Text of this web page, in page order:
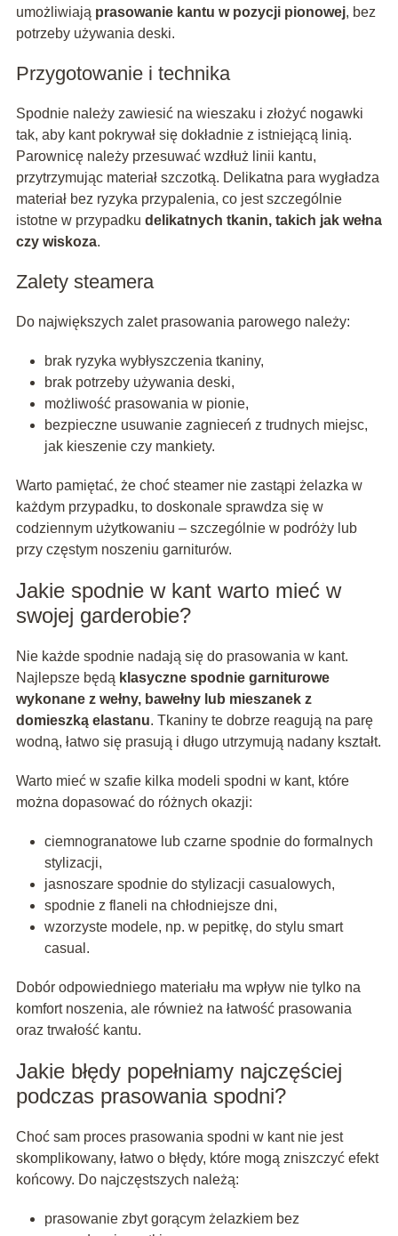
umożliwiają prasowanie kantu w pozycji pionowej, bez
potrzeby używania deski.
Przygotowanie i technika
Spodnie należy zawiesić na wieszaku i złożyć nogawki
tak, aby kant pokrywał się dokładnie z istniejącą linią.
Parownicę należy przesuwać wzdłuż linii kantu,
przytrzymując materiał szczotką. Delikatna para wygładza
materiał bez ryzyka przypalenia, co jest szczególnie
istotne w przypadku delikatnych tkanin, takich jak wełna
czy wiskoza.
Zalety steamera
Do największych zalet prasowania parowego należy:
brak ryzyka wybłyszczenia tkaniny,
brak potrzeby używania deski,
możliwość prasowania w pionie,
bezpieczne usuwanie zagnieceń z trudnych miejsc,
jak kieszenie czy mankiety.
Warto pamiętać, że choć steamer nie zastąpi żelazka w
każdym przypadku, to doskonale sprawdza się w
codziennym użytkowaniu – szczególnie w podróży lub
przy częstym noszeniu garniturów.
Jakie spodnie w kant warto mieć w
swojej garderobie?
Nie każde spodnie nadają się do prasowania w kant.
Najlepsze będą klasyczne spodnie garniturowe
wykonane z wełny, bawełny lub mieszanek z
domieszką elastanu. Tkaniny te dobrze reagują na parę
wodną, łatwo się prasują i długo utrzymują nadany kształt.
Warto mieć w szafie kilka modeli spodni w kant, które
można dopasować do różnych okazji:
ciemnogranatowe lub czarne spodnie do formalnych
stylizacji,
jasnoszare spodnie do stylizacji casualowych,
spodnie z flaneli na chłodniejsze dni,
wzorzyste modele, np. w pepitkę, do stylu smart
casual.
Dobór odpowiedniego materiału ma wpływ nie tylko na
komfort noszenia, ale również na łatwość prasowania
oraz trwałość kantu.
Jakie błędy popełniamy najczęściej
podczas prasowania spodni?
Choć sam proces prasowania spodni w kant nie jest
skomplikowany, łatwo o błędy, które mogą zniszczyć efekt
końcowy. Do najczęstszych należą:
prasowanie zbyt gorącym żelazkiem bez